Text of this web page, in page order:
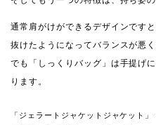
通常肩がけができるデザインです
抜けたようになってバランスが悪く
でも「しっくりバッグ」は手提げ
ります。
「ジェラートジャケットジャケッ